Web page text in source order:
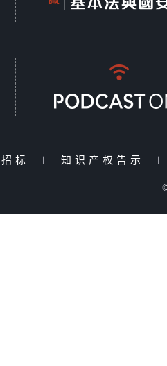
招标 | 知识产权告示 |